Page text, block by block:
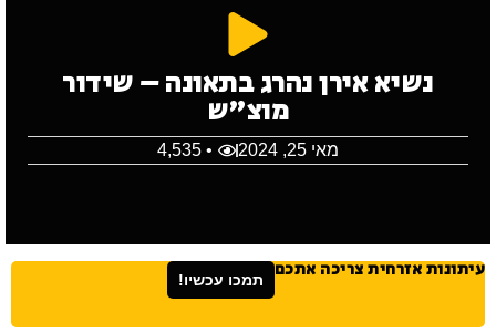
נשיא אירן נהרג בתאונה – שידור
מוצ"ש
מאי 25, 2024 • 4,535
עיתונות אזרחית צריכה אתכם תמכו עכשיו!